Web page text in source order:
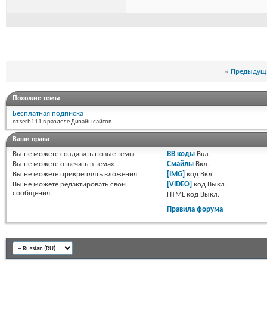
«
Похожие темы
Бесплатная подписка
от serh111 в разделе Дизайн сайтов
Ваши права
Вы не можете создавать новые темы
Вы не можете отвечать в темах
Вы не можете прикреплять вложения
Вы не можете редактировать свои
сообщения
BB коды Вкл.
Смайлы Вкл.
[IMG] код Вкл.
[VIDEO] код Выкл.
HTML код Выкл.
Правила форума